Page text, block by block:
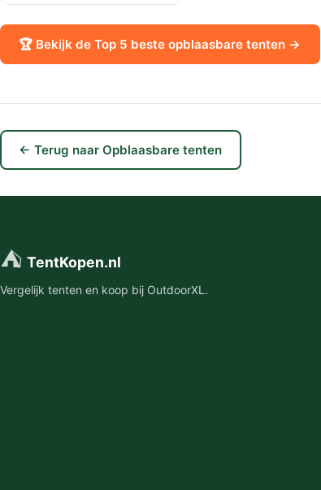
🏆 Bekijk de Top 5 beste opblaasbare tenten →
← Terug naar Opblaasbare tenten
⛺ TentKopen.nl
Vergelijk tenten en koop bij OutdoorXL.